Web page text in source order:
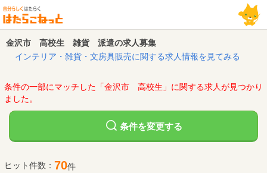
金沢市 高校生 雑貨 派遣の求人募集
インテリア・雑貨・文房具販売に関する求人情報を見てみる
条件の一部にマッチした「金沢市 高校生」に関する求人が見つかり
ました。
条件を変更する
ヒット件数： 70件